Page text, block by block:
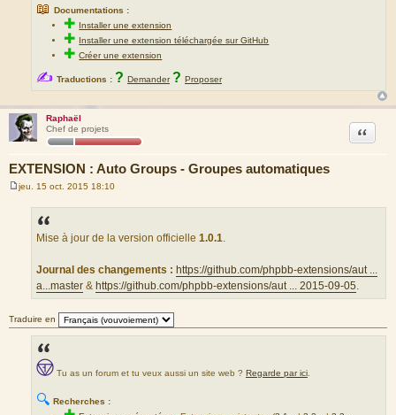
📖 Documentations :
✚ Installer une extension
✚ Installer une extension téléchargée sur GitHub
✚Créer une extension
✍ Traductions : ? Demander ? Proposer
Raphaël
Chef de projets
EXTENSION : Auto Groups - Groupes automatiques
Citation
M
jeu. 15 oct. 2015 18:10
Mise à jour de la version officielle 1.0.1.
Journal des changements : https://github.com/phpbb-extensions/aut ...
a...master & https://github.com/phpbb-extensions/aut ... 2015-09-05.
Traduire en
Tu as un forum et tu veux aussi un site web ? Regarde par ici
🔍 Recherches :